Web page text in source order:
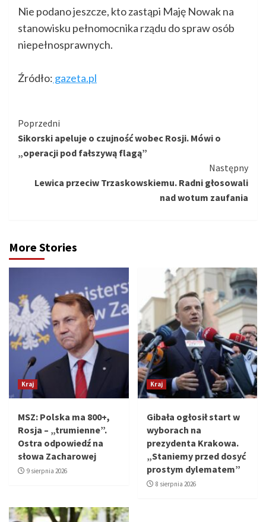
Nie podano jeszcze, kto zastąpi Maję Nowak na
stanowisku pełnomocnika rządu do spraw osób
niepełnosprawnych.
Źródło: gazeta.pl
Kontynuuj
czytanie
Poprzedni
Sikorski apeluje o czujność wobec Rosji. Mówi o
„operacji pod fałszywą flagą”
Następny
Lewica przeciw Trzaskowskiemu. Radni głosowali
nad wotum zaufania
More Stories
Kraj
MSZ: Polska ma 800+,
Rosja – „trumienne”.
Ostra odpowiedź na
słowa Zacharowej
9 sierpnia 2026
Kraj
Gibała ogłosił start w
wyborach na
prezydenta Krakowa.
„Staniemy przed dosyć
prostym dylematem”
8 sierpnia 2026